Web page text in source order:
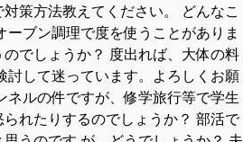
策方法教えてください。 どんなこ
ブン調理で度を使うことがありま
でしょうか？ 度出れば、大体の料
して迷っています。よろしくお願
ルの件ですが、修学旅行等で学生
れたりするのでしょうか？ 部活で